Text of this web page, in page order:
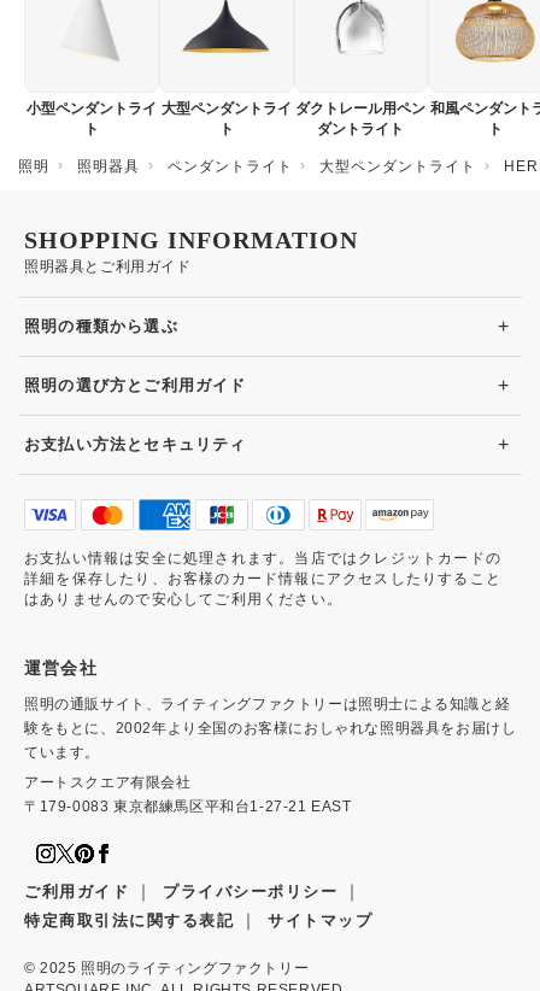
小型ペンダントライ
ト
大型ペンダントライ
ト
ダクトレール用ペン
ダントライト
和風ペンダント
ト
照明 照明器具 ペンダントライト 大型ペンダントライト
照明器具とご利用ガイド
SHOPPING INFORMATION
照明の種類から選ぶ +
照明の選び方とご利用ガイド +
お支払い方法とセキュリティ +
お支払い情報は安全に処理されます。当店ではクレジットカードの
詳細を保存したり、お客様のカード情報にアクセスしたりすること
はありませんので安心してご利用ください。
運営会社
照明の通販サイト、ライティングファクトリーは照明士による知識と経
験をもとに、2002年より全国のお客様におしゃれな照明器具をお届けし
ています。
アートスクエア有限会社
〒179-0083 東京都練馬区平和台1-27-21 EAST
ご利用ガイド ｜ プライバシーポリシー ｜
特定商取引法に関する表記 ｜ サイトマップ
© 2025 照明のライティングファクトリー